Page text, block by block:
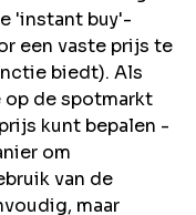
'instant buy'-
een vaste prijs te
biedt). Als
de spotmarkt
kunt bepalen -
om
van de
maar